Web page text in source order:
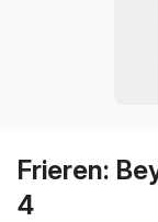
Frieren:
4